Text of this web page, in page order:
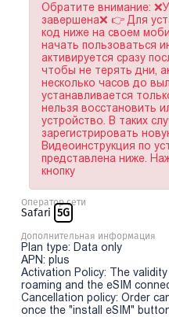
Обратите внимание:
завершена❌ 👉 Для
код ниже на своем
начать пользоваться
активируется сразу
чтобы не терять дни,
несколько часов до
устанавливается
нельзя восстановить
устройство. В таких
зарегистрировать
Видеоинструкция по
представлена ниже.
кнопку
Оператор сети
Safari 5G
Дополнительная информация
Plan type: Data only
APN: plus
Activation Policy: The
roaming and the eSIM
Cancellation policy: Order
once the "install eSIM"